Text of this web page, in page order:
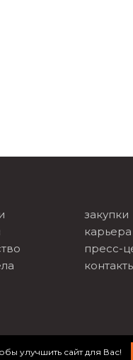
закупки
карьера
пресс-
улучшить сайт для Вас!